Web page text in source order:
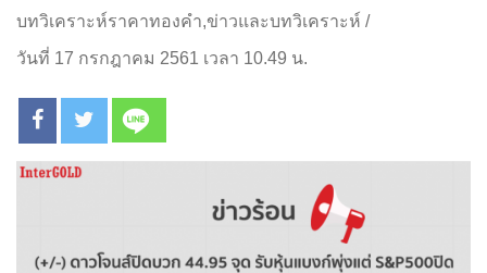
บทวิเคราะห์ราคาทองคำ,ข่าวและบทวิเคราะห์ /
วันที่ 17 กรกฎาคม 2561 เวลา 10.49 น.